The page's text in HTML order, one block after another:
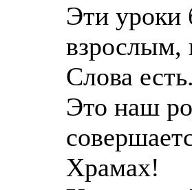
Эти уроки
взрослым,
Слова есть.
Это наш
Храмах!